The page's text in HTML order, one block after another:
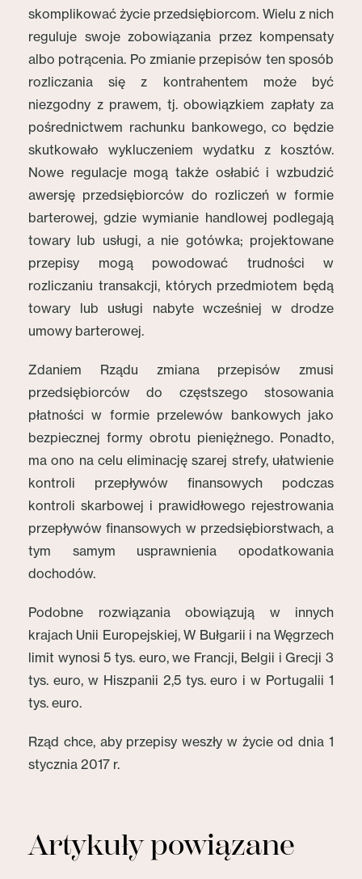
skomplikować życie przedsiębiorcom. Wielu z nich
reguluje swoje zobowiązania przez kompensaty
albo potrącenia. Po zmianie przepisów ten sposób
rozliczania się z kontrahentem może być
niezgodny z prawem, tj. obowiązkiem zapłaty za
pośrednictwem rachunku bankowego, co będzie
skutkowało wykluczeniem wydatku z kosztów.
Nowe regulacje mogą także osłabić i wzbudzić
awersję przedsiębiorców do rozliczeń w formie
barterowej, gdzie wymianie handlowej podlegają
towary lub usługi, a nie gotówka; projektowane
przepisy mogą powodować trudności w
rozliczaniu transakcji, których przedmiotem będą
towary lub usługi nabyte wcześniej w drodze
umowy barterowej.
Zdaniem Rządu zmiana przepisów zmusi
przedsiębiorców do częstszego stosowania
płatności w formie przelewów bankowych jako
bezpiecznej formy obrotu pieniężnego. Ponadto,
ma ono na celu eliminację szarej strefy, ułatwienie
kontroli przepływów finansowych podczas
kontroli skarbowej i prawidłowego rejestrowania
przepływów finansowych w przedsiębiorstwach, a
tym samym usprawnienia opodatkowania
dochodów.
Podobne rozwiązania obowiązują w innych
krajach Unii Europejskiej, W Bułgarii i na Węgrzech
limit wynosi 5 tys. euro, we Francji, Belgii i Grecji 3
tys. euro, w Hiszpanii 2,5 tys. euro i w Portugalii 1
tys. euro.
Rząd chce, aby przepisy weszły w życie od dnia 1
stycznia 2017 r.
Artykuły powiązane